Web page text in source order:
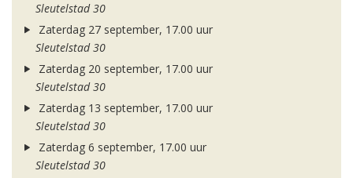
Sleutelstad 30
Zaterdag 27 september, 17.00 uur
Sleutelstad 30
Zaterdag 20 september, 17.00 uur
Sleutelstad 30
Zaterdag 13 september, 17.00 uur
Sleutelstad 30
Zaterdag 6 september, 17.00 uur
Sleutelstad 30